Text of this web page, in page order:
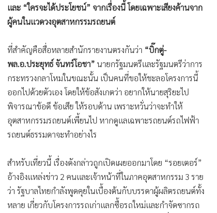
และ “ใครจะได้ประโยชน์” จากเรื่องนี้ โดยเฉพาะเสียงค้านจาก
ผู้คนในแวดวงอุตสาหกรรมรถยนต์
ที่สำคัญคือสื่อหลายสำนักรายงานตรงกันว่า “บิ๊กตู่-
พล.อ.ประยุทธ์ จันทร์โอชา” นายกรัฐมนตรีและรัฐมนตรีว่าการ
กระทรวงกลาโหมในขณะนั้น เป็นคนที่ขอให้ชะลอโครงการนี้
ออกไปด้วยตัวเอง โดยให้ข้อสังเกตว่า อยากให้นายสุริยะไป
พิจารณาข้อดี ข้อเสีย ให้รอบด้าน เพราะหวั่นว่าจะทำให้
อุตสาหกรรมรถยนต์เพี้ยนไป หากดูแลเฉพาะรถยนต์รถไฟฟ้า
รถยนต์ธรรมดาจะทำอย่างไร
สำหรับเที่ยวนี้ เรื่องดังกล่าวถูกเปิดเผยออกมาโดย “รอยเตอร์”
อ้างอิงแหล่งข่าว 2 คนและเจ้าหน้าที่ในภาคอุตสาหกรรม 3 ราย
ว่า รัฐบาลไทยกำลังพูดคุยในเบื้องต้นกับบรรดาผู้ผลิตรถยนต์ทั้ง
หลาย เกี่ยวกับโครงการรถเก่าแลกซื้อรถใหม่และกำจัดซากรถ